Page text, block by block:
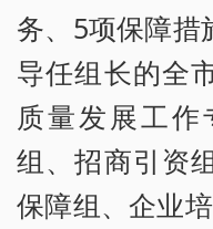
务、5项保障措
导任组长的全
质量发展工
组、招商引资
保障组、企业